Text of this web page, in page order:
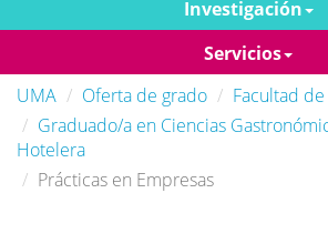
Investigación
Servicios
UMA
Oferta de grado
Facultad
Graduado/a en Ciencias
Hotelera
Prácticas en Empresas